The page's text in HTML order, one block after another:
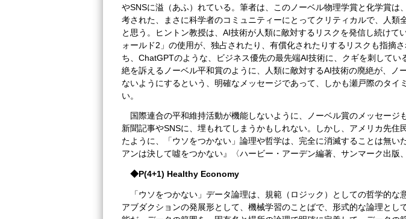
やSNSに溢（あふ）れている。筆者は、このノーベル物理学賞と化学賞は
考された、まさに科学者のコミュニティーにとってクリティカルで、人類
と思う。ヒントン教授は、AI技術が人類に敵対するリスクを発信し続けて
ォールド2」の使用が、独占されたり、有償化されたりするリスクも指摘
ち、ChatGPTのような、ビジネス優先の最先端AI技術に、クギを刺してい
絶を訴えるノーベル平和賞のように、人類に敵対するAI技術の廃絶が、ノ
ないようにするという、明確なメッセージであって、しかも瀬戸際のタイ
い。
国際連合の平和維持活動が機能しないように、ノーベル賞のメッセージ
新聞記事やSNSに、埋もれてしまうかもしれない。しかし、アメリカ先住
たように、「ウソをつかない」論理や哲学は、完全に消滅することは無い
アンは決して噓をつかない』〈ハービー・アーデン編著、サンマーク出版
◆P(4+1) Healthy Economy
「ウソをつかない」データ論理は、規範（ロジック）としての哲学的な
アブダクションの発展形として、機械学習のことばで、形式的な論理とし